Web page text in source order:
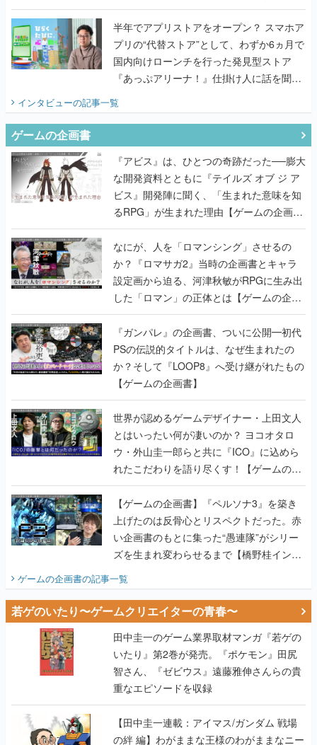
うこだわりをプロデューサーに聞いた
半年でアプリストアをオープン？ スマホア
プリの“代替ストア”として、わずか6ヵ月で
国内向けローンチを行った発見型ストア
『あっぷアリーナ！』仕掛け人に話を聞い
インタビューの記事一覧
ゲームの企画書
『アビス』は、ひとつの奇跡だった──膨大
な開発資料とともに『テイルズ オブ ジ ア
ビス』開発陣に聞く、「生まれた意味を知
るRPG」が生まれた理由【ゲームの企画
書】
なにが、人を「ロマンシング」させるの
か？『ロマサガ2』当時の企画書とキャラ
設定画から迫る、河津秋敏がRPGに生み出
した「ロマン」の正体とは【ゲームの企画
書】
『ガンパレ』の企画書、ついに公開━初代
PSの伝説的タイトルは、なぜ生まれたの
か？そして『LOOP8』へ受け継がれたもの
【ゲームの企画書】
世界が認めるゲームデザイナー・上田文人
とはいったい何が凄いのか？ ヨコオタロ
ウ・外山圭一郎らと共に『ICO』に込めら
れたこだわりを語り尽くす！【ゲームの企
画書】
【ゲームの企画書】『ペルソナ3』を築き
上げたのは反骨心とリスペクトだった。赤
い企画書のもとに集った“愚連隊”がシリー
ズを生まれ変わらせるまで【橋野桂インタ
ゲームの企画書の記事一覧
若ゲのいたり〜ゲームクリエイターの青春〜
田中圭一のゲーム業界取材マンガ『若ゲの
いたり』第2巻が発売。『ポケモン』田尻
智さん、『ゼビウス』遠藤雅伸さんらの貴
重なエピソードを収録
【田中圭一連載：アイマス/ガンダム 戦場
の絆 編】わがままな王様のわがままなニー